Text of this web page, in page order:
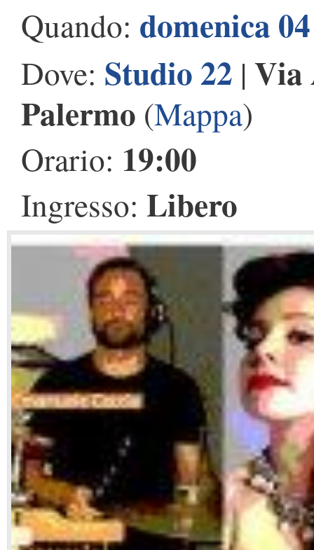
Quando: domenica
Dove: Studio 22 | Via
Palermo (Mappa)
Orario: 19:00
Ingresso: Libero